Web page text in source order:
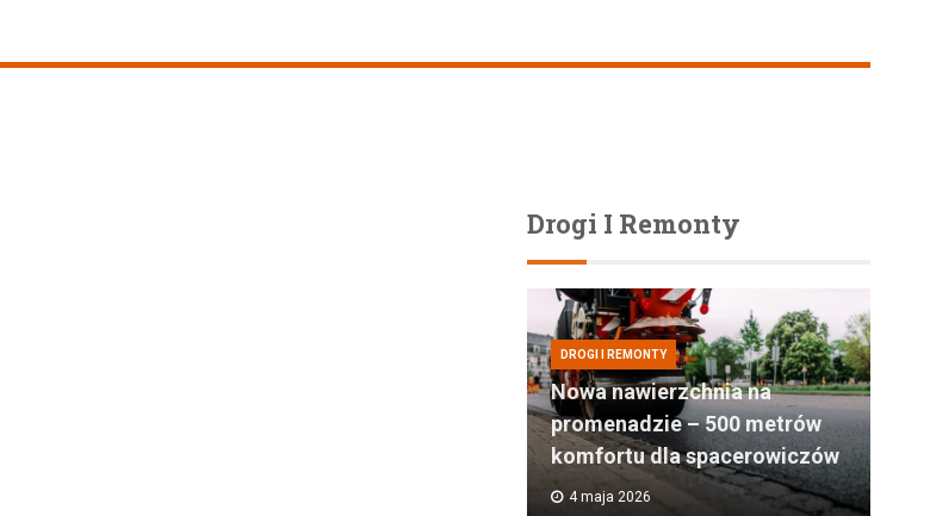
Drogi I Remonty
DROGI I REMONTY
Nowa nawierzchnia na
promenadzie – 500 metrów
komfortu dla spacerowiczów
4 maja 2026